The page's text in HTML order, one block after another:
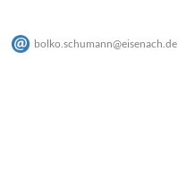
bolko.schumann@eisenach.de